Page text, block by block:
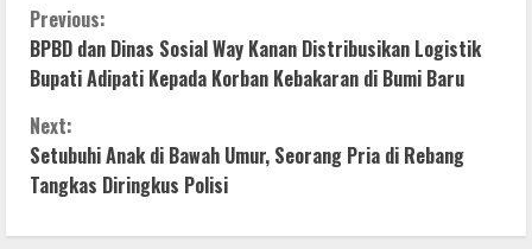
C
o
n
t
i
Previous:
BPBD dan Dinas Sosial Way Kanan Distribusikan Logistik
Bupati Adipati Kepada Korban Kebakaran di Bumi Baru
Next:
Setubuhi Anak di Bawah Umur, Seorang Pria di Rebang
Tangkas Diringkus Polisi